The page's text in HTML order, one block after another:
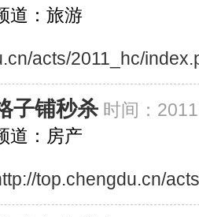
道：旅游
acts/2011_hc/
子铺秒杀 时间：
道：房产
top.chengdu.cn/